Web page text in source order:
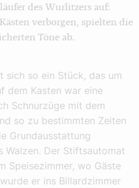
des Wurlitzers auf:
verborgen, spielten die
Töne ab.
so ein Stück, das um
dem Kasten war eine
Schnurzüge mit dem
so zu bestimmten Zeiten
Grundausstattung
Walzen. Der Stiftsautomat
Speisezimmer, wo Gäste
er ins Billardzimmer